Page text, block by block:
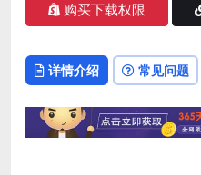
购买下载权限
详情介绍 常见问题